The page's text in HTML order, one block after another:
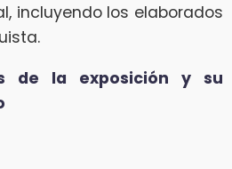
incluyendo los elaborados
de la exposición y su